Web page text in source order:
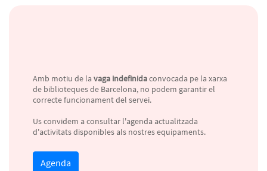
Amb motiu de la vaga indefinidaconvocada pe la xarxa
de biblioteques de Barcelona, no podem garantir el
correcte funcionament del servei.
Us convidem a consultar l'agenda actualitzada
d'activitats disponibles als nostres equipaments.
Agenda